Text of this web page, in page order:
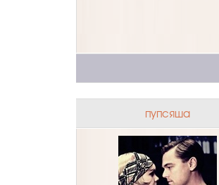
пупсяша